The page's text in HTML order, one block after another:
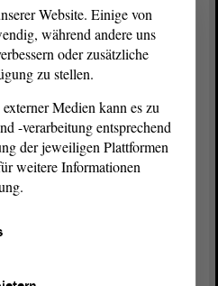
und Gesamtschulen
mehrfacher Hinsicht
Innovation. Ich
für die Lehrkräfte
Sie können direkt im
im Co-
Die neuen
sind damit auch für
Website. Einige von
während andere uns
oder zusätzliche
zu stellen.
Medien kann es zu
-verarbeitung entsprechend
der jeweiligen Plattformen
weitere Informationen